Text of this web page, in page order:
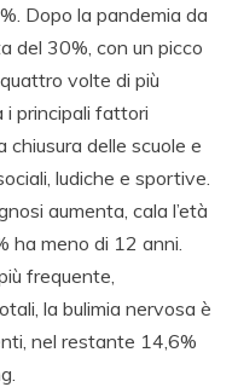
Dopo la pandemia da
del 30%, con un picco
volte di più
i principali fattori
chiusura delle scuole e
ludiche e sportive.
aumenta, cala l’età
ha meno di 12 anni.
frequente,
la bulimia nervosa è
nel restante 14,6%